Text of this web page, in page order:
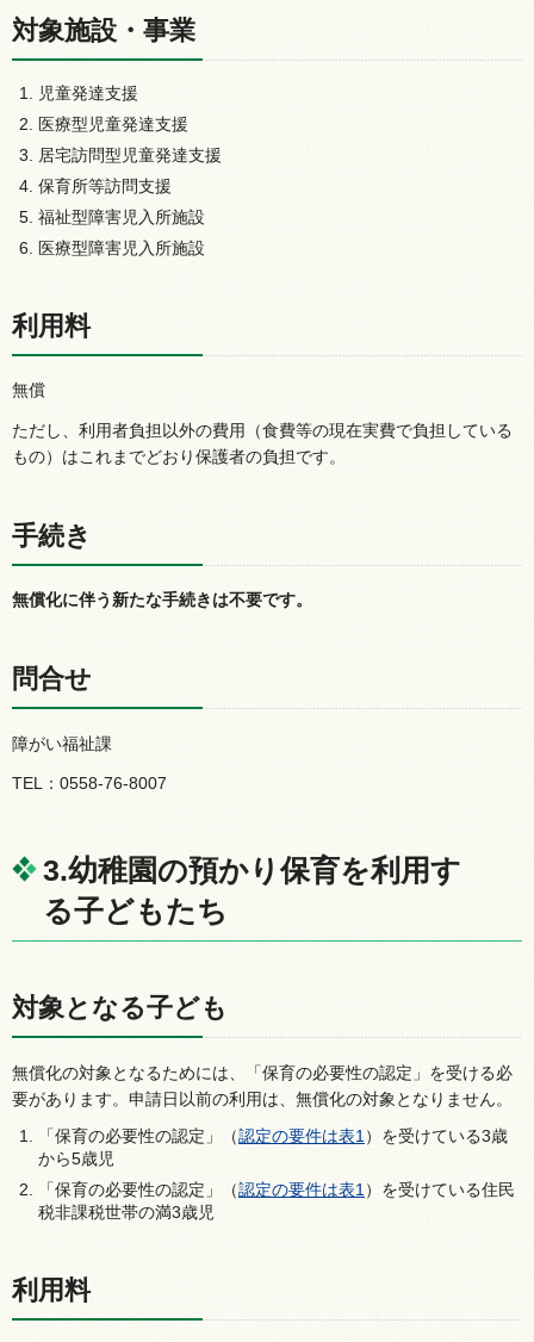
対象施設・事業
児童発達支援
医療型児童発達支援
居宅訪問型児童発達支援
保育所等訪問支援
福祉型障害児入所施設
医療型障害児入所施設
利用料
無償
ただし、利用者負担以外の費用（食費等の現在実費で負担している
もの）はこれまでどおり保護者の負担です。
手続き
無償化に伴う新たな手続きは不要です。
問合せ
障がい福祉課
TEL：0558-76-8007
3.幼稚園の預かり保育を利用す
る子どもたち
対象となる子ども
無償化の対象となるためには、「保育の必要性の認定」を受ける必
要があります。申請日以前の利用は、無償化の対象となりません。
「保育の必要性の認定」（認定の要件は表1 ）を受けている3歳
から5歳児
「保育の必要性の認定」（認定の要件は表1 ）を受けている住民
税非課税世帯の満3歳児
利用料